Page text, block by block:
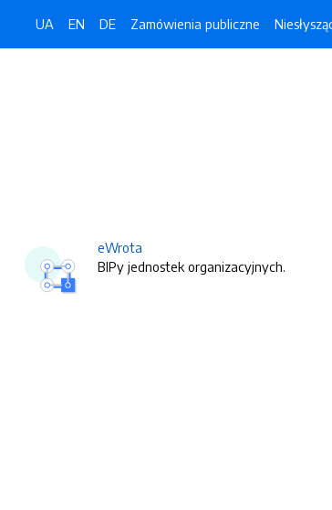
UA EN DE Zamówienia publiczne
eWrota
BIPy jednostek organizacyjnych.